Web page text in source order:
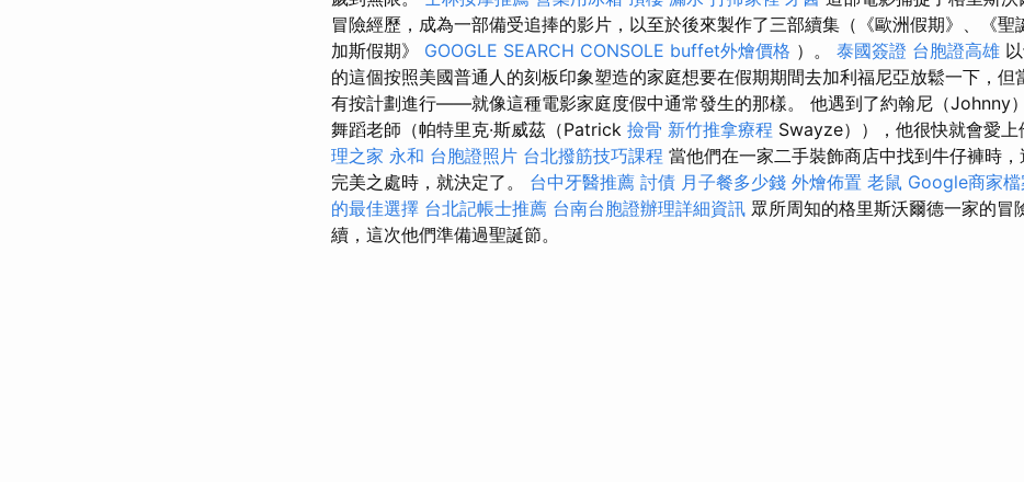
冒險經歷，成為一部備受追捧的影片，以至於後來製作了三部續集（《歐洲假期》、《聖
加斯假期》 GOOGLE SEARCH CONSOLE buffet外燴價格 ）。 泰國簽證 台胞證高雄
的這個按照美國普通人的刻板印象塑造的家庭想要在假期期間去加利福尼亞放鬆一下，但
有按計劃進行——就像這種電影家庭度假中通常發生的那樣。 他遇到了約翰尼（Johnny
舞蹈老師（帕特里克·斯威茲（Patrick 撿骨 新竹推拿療程 Swayze）），他很快就會愛上
理之家 永和 台胞證照片 台北撥筋技巧課程 當他們在一家二手裝飾商店中找到牛仔褲時
完美之處時，就決定了。 台中牙醫推薦 討債 月子餐多少錢 外燴佈置 老鼠 Google商家檔
的最佳選擇 台北記帳士推薦 台南台胞證辦理詳細資訊 眾所周知的格里斯沃爾德一家的冒
續，這次他們準備過聖誕節。